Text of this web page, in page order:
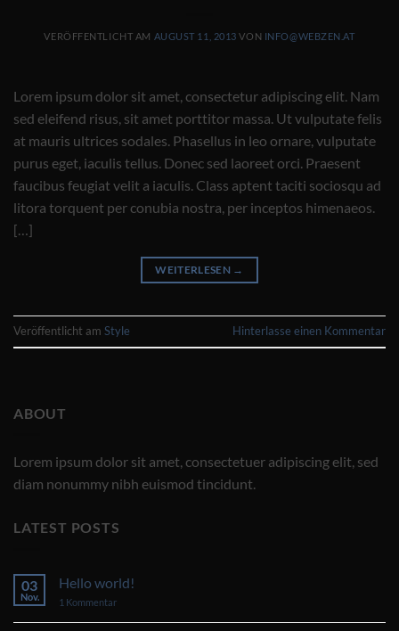
VERÖFFENTLICHT AM AUGUST 11, 2013 VON INFO@WEBZEN.AT
Lorem ipsum dolor sit amet, consectetur adipiscing elit. Nam
sed eleifend risus, sit amet porttitor massa. Ut vulputate felis
at mauris ultrices sodales. Phasellus in leo ornare, vulputate
purus eget, iaculis tellus. Donec sed laoreet orci. Praesent
faucibus feugiat velit a iaculis. Class aptent taciti sociosqu ad
litora torquent per conubia nostra, per inceptos himenaeos.
[…]
WEITERLESEN →
Veröffentlicht am Style Hinterlasse einen Kommentar
ABOUT
Lorem ipsum dolor sit amet, consectetuer adipiscing elit, sed
diam nonummy nibh euismod tincidunt.
LATEST POSTS
03
Nov.
Hello world!
1 Kommentarzu
world!